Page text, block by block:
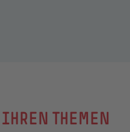
THEMEN